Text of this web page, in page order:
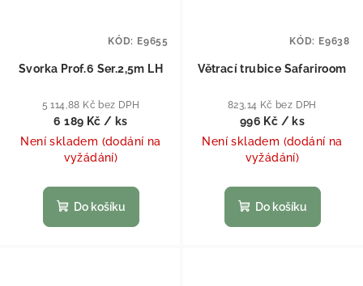
Svorka Prof.6 Ser.2,5m LH
5 114,88 Kč bez DPH
6 189 Kč / ks
Není skladem (dodání na
vyžádání)
Do košíku
KÓD: E9655
Větrací trubice Safariroom
823,14 Kč bez DPH
996 Kč / ks
Není skladem (dodání na
vyžádání)
Do košíku
KÓD: E9638